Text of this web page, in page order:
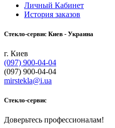
Личный Кабинет
История заказов
Cтекло-сервис Киев - Украина
г. Киев
(097) 900-04-04
(097) 900-04-04
mirstekla@i.ua
Стекло-сервис
Доверьтесь профессионалам!